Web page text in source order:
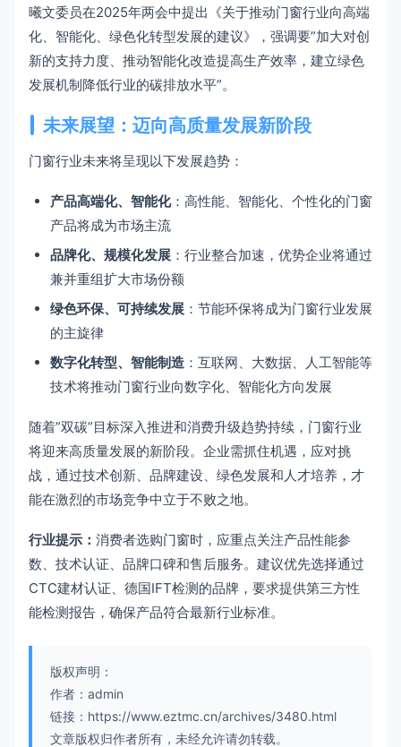
曦文委员在2025年两会中提出《关于推动门窗行业向高端
化、智能化、绿色化转型发展的建议》，强调要”加大对创
新的支持力度、推动智能化改造提高生产效率，建立绿色
发展机制降低行业的碳排放水平”。
未来展望：迈向高质量发展新阶段
门窗行业未来将呈现以下发展趋势：
产品高端化、智能化：高性能、智能化、个性化的门窗
产品将成为市场主流
品牌化、规模化发展 ：行业整合加速，优势企业将通过
兼并重组扩大市场份额
绿色环保、可持续发展 ：节能环保将成为门窗行业发展
的主旋律
数字化转型、智能制造 ：互联网、大数据、人工智能等
技术将推动门窗行业向数字化、智能化方向发展
随着”双碳”目标深入推进和消费升级趋势持续，门窗行业
将迎来高质量发展的新阶段。企业需抓住机遇，应对挑
战，通过技术创新、品牌建设、绿色发展和人才培养，才
能在激烈的市场竞争中立于不败之地。
行业提示： 消费者选购门窗时，应重点关注产品性能参
数、技术认证、品牌口碑和售后服务。建议优先选择通过
CTC建材认证、德国IFT检测的品牌，要求提供第三方性
能检测报告，确保产品符合最新行业标准。
版权声明：
作者：admin
链接：https://www.eztmc.cn/archives/3480.html
文章版权归作者所有，未经允许请勿转载。